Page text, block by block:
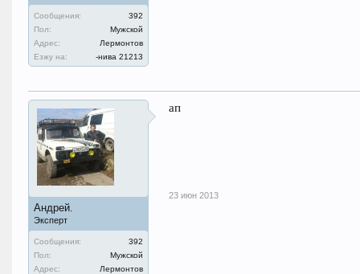
Сообщения:
392
Пол:
Мужской
Адрес:
Лермонтов
Езжу на:
-нива 21213
Андрей.
Эксперт
Сообщения:
392
Пол:
Мужской
Адрес:
Лермонтов
ап
23 июн 2013